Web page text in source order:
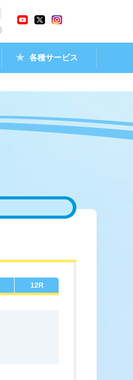
各種サービス
12R